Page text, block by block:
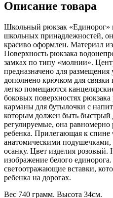
Описание товара
Школьный рюкзак «Единорог»
школьных принадлежностей,
красиво оформлен. Материал
Поверхность рюкзака
замках по типу «молнии».
предназначено для размещения
дополнено крючком для связки
легко помещаются
боковых поверхностях
карманы для бутылочки с
которым должен быть
регулируемые, она равномерно
ребенка. Прилегающая к спине
анатомическими
осанку. Цвет изделия розовый.
изображение белого
светоотражающие вставки,
ребенка на дорогах.
Вес 740 грамм. Высота 34см.